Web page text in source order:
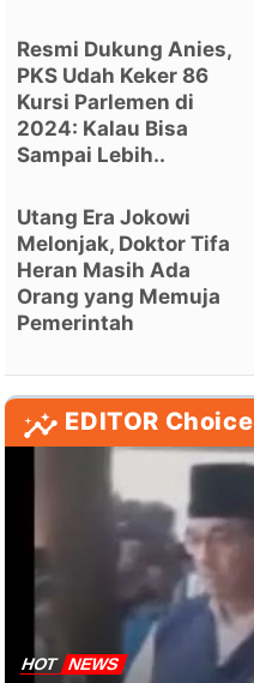
Resmi Dukung Anies,
PKS Udah Keker 86
Kursi Parlemen di
2024: Kalau Bisa
Sampai Lebih..
Utang Era Jokowi
Melonjak, Doktor Tifa
Heran Masih Ada
Orang yang Memuja
Pemerintah
EDITOR Choice
HOT NEWS